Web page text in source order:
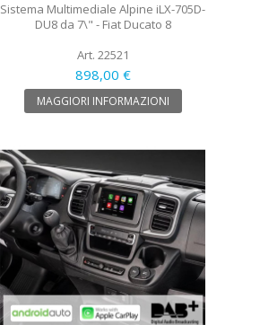
Sistema Multimediale Alpine iLX-705D-
DU8 da 7\" - Fiat Ducato 8
Art. 22521
898,00 €
MAGGIORI INFORMAZIONI